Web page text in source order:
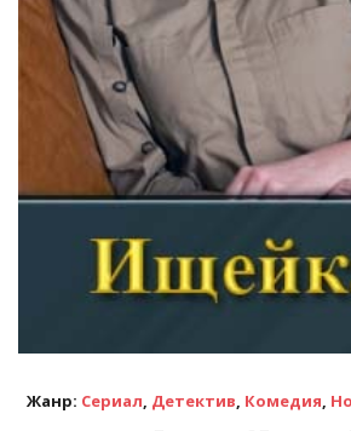
Жанр: Сериал, Детектив, Комедия,